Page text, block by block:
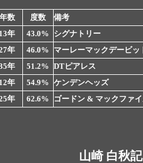
年数 度数
備考
13年 43.0%
シグナトリー
年 46.0%
マーレーマックデービッ
年 51.2% DTピアレス
12年 54.9% ケンデンヘッズ
年 62.6% ゴードン & マックファ
山崎 白秋記